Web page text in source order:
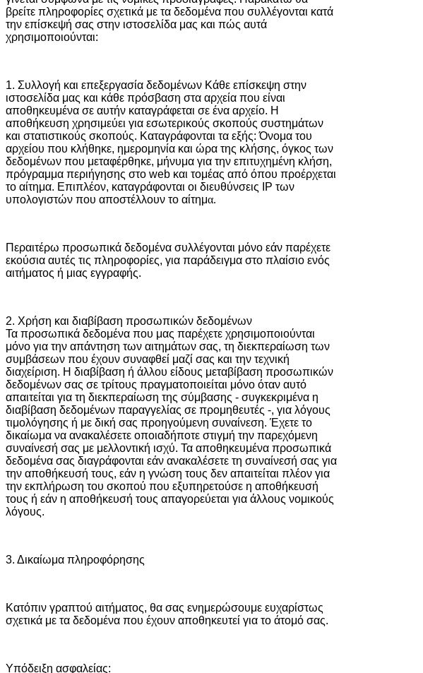
βρείτε πληροφορίες σχετικά με τα δεδομένα που συλλέγονται κατά
την επίσκεψή σας στην ιστοσελίδα μας και πώς αυτά
χρησιμοποιούνται:
1. Συλλογή και επεξεργασία δεδομένων Κάθε επίσκεψη στην
ιστοσελίδα μας και κάθε πρόσβαση στα αρχεία που είναι
αποθηκευμένα σε αυτήν καταγράφεται σε ένα αρχείο. Η
αποθήκευση χρησιμεύει για εσωτερικούς σκοπούς συστημάτων
και στατιστικούς σκοπούς. Καταγράφονται τα εξής: Όνομα του
αρχείου που κλήθηκε, ημερομηνία και ώρα της κλήσης, όγκος των
δεδομένων που μεταφέρθηκε, μήνυμα για την επιτυχημένη κλήση,
πρόγραμμα περιήγησης στο web και τομέας από όπου προέρχεται
το αίτημα. Επιπλέον, καταγράφονται οι διευθύνσεις IP των
υπολογιστών που αποστέλλουν το αίτημα.
Περαιτέρω προσωπικά δεδομένα συλλέγονται μόνο εάν παρέχετε
εκούσια αυτές τις πληροφορίες, για παράδειγμα στο πλαίσιο ενός
αιτήματος ή μιας εγγραφής.
2. Χρήση και διαβίβαση προσωπικών δεδομένων
Τα προσωπικά δεδομένα που μας παρέχετε χρησιμοποιούνται
μόνο για την απάντηση των αιτημάτων σας, τη διεκπεραίωση των
συμβάσεων που έχουν συναφθεί μαζί σας και την τεχνική
διαχείριση. Η διαβίβαση ή άλλου είδους μεταβίβαση προσωπικών
δεδομένων σας σε τρίτους πραγματοποιείται μόνο όταν αυτό
απαιτείται για τη διεκπεραίωση της σύμβασης - συγκεκριμένα η
διαβίβαση δεδομένων παραγγελίας σε προμηθευτές -, για λόγους
τιμολόγησης ή με δική σας προηγούμενη συναίνεση. Έχετε το
δικαίωμα να ανακαλέσετε οποιαδήποτε στιγμή την παρεχόμενη
συναίνεσή σας με μελλοντική ισχύ. Τα αποθηκευμένα προσωπικά
δεδομένα σας διαγράφονται εάν ανακαλέσετε τη συναίνεσή σας για
την αποθήκευσή τους, εάν η γνώση τους δεν απαιτείται πλέον για
την εκπλήρωση του σκοπού που εξυπηρετούσε η αποθήκευσή
τους ή εάν η αποθήκευσή τους απαγορεύεται για άλλους νομικούς
λόγους.
3. Δικαίωμα πληροφόρησης
Κατόπιν γραπτού αιτήματος, θα σας ενημερώσουμε ευχαρίστως
σχετικά με τα δεδομένα που έχουν αποθηκευτεί για το άτομό σας.
Υπόδειξη ασφαλείας: